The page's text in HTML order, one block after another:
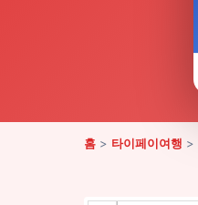
홈 > 타이페이여행 >